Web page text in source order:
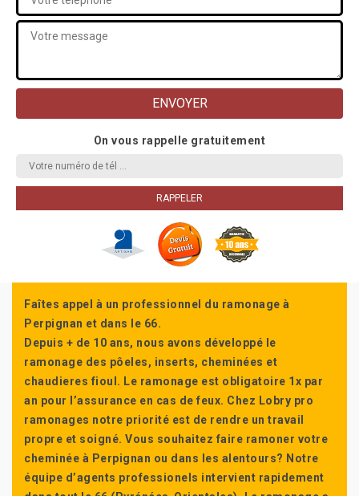
On vous rappelle gratuitement
Faîtes appel à un professionnel du ramonage à
Perpignan et dans le 66.
Depuis + de 10 ans, nous avons développé le
ramonage des pôeles, inserts, cheminées et
chaudieres fioul. Le ramonage est obligatoire 1x par
an pour l’assurance en cas de feux. Chez Lobry pro
ramonages notre priorité est de rendre un travail
propre et soigné. Vous souhaitez faire ramoner votre
cheminée à Perpignan ou dans les alentours? Notre
équipe d’agents professionels intervient rapidement